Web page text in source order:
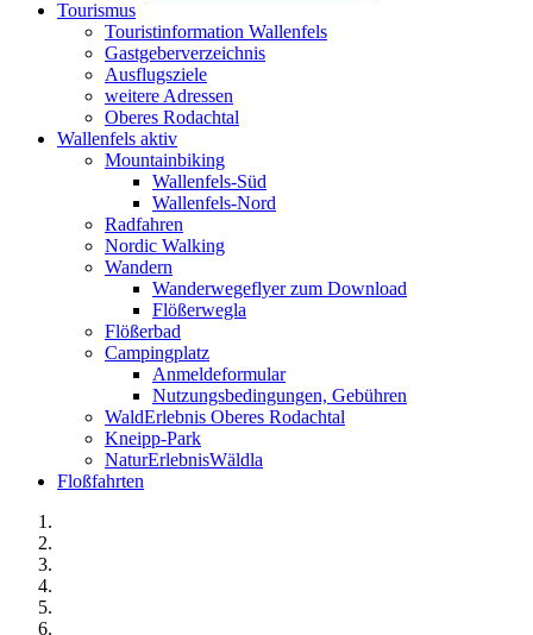
Tourismus
Touristinformation Wallenfels
Gastgeberverzeichnis
Ausflugsziele
weitere Adressen
Oberes Rodachtal
Wallenfels aktiv
Mountainbiking
Wallenfels-Süd
Wallenfels-Nord
Radfahren
Nordic Walking
Wandern
Wanderwegeflyer zum Download
Flößerwegla
Flößerbad
Campingplatz
Anmeldeformular
Nutzungsbedingungen, Gebühren
WaldErlebnis Oberes Rodachtal
Kneipp-Park
NaturErlebnisWäldla
Floßfahrten